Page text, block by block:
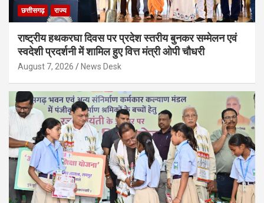
छत्तीसगढ़ राज्य
राष्ट्रीय हथकरघा दिवस पर प्रदेश स्तरीय बुनकर सम्मेलन एवं
स्वदेशी प्रदर्शनी में शामिल हुए वित्त मंत्री ओपी चौधरी
August 7, 2026 News Desk